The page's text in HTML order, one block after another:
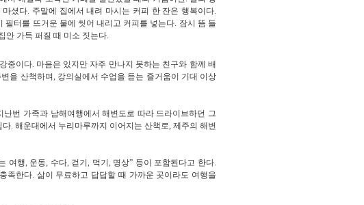
마셨다. 주말에 집에서 내려 마시는 커피 한 잔은 행복이다.
필터를 뜨거운 물에 씻어 내리고 커피를 넣는다. 잠시 뜸 들
안 가득 퍼질 때 미소 짓는다.
중이다. 마음은 있지만 자주 만나지 못하는 친구와 함께 배
을 산책하며, 강의실에서 수업을 듣는 즐거움이 기대 이상
난번 가족과 남해여행에서 해변도로 따라 드라이브하던 그
. 해운대에서 누리마루까지 이어지는 산책로, 제주의 해변
여행, 운동, 수다, 걷기, 먹기 , 명상” 등이 포함된다고 한다.
족한다. 삶이 무료하고 답답할 때 가까운 곳이라도 여행을